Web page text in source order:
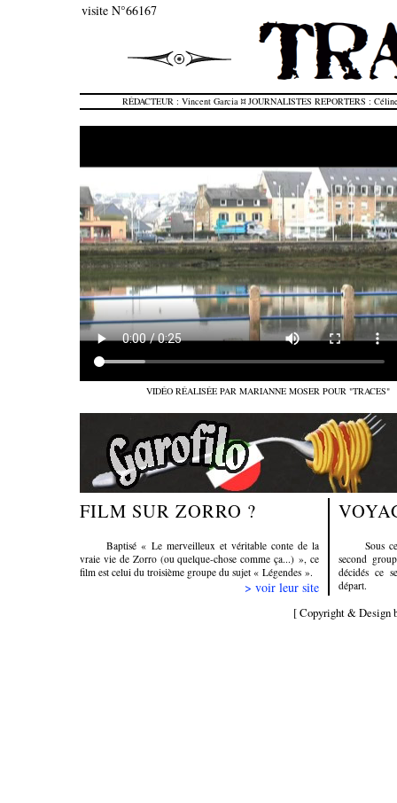
visite N°66167
RÉDACTEUR : Vincent Garcia ¤ JOURNALISTES REPORTERS :
VIDÉO RÉALISÉE PAR MARIANNE MOSER POUR "TRACES"
FILM SUR ZORRO ?
Baptisé « Le merveilleux et véritable conte de la
vraie vie de Zorro (ou quelque-chose comme ça...) », ce
film est celui du troisième groupe du sujet « Légendes ».
> voir leur site
Sous
second
décidés ce
départ.
[ Copyright & Design